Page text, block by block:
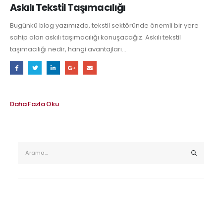
Askılı Tekstil Taşımacılığı
Bugünkü blog yazımızda, tekstil sektöründe önemli bir yere
sahip olan askılı taşımacılığı konuşacağız. Askılı tekstil
taşımacılığı nedir, hangi avantajları...
Daha Fazla Oku